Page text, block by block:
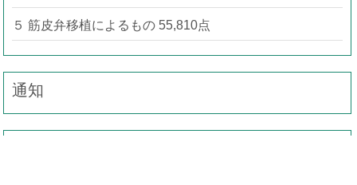
５ 筋皮弁移植によるもの 55,810点
通知